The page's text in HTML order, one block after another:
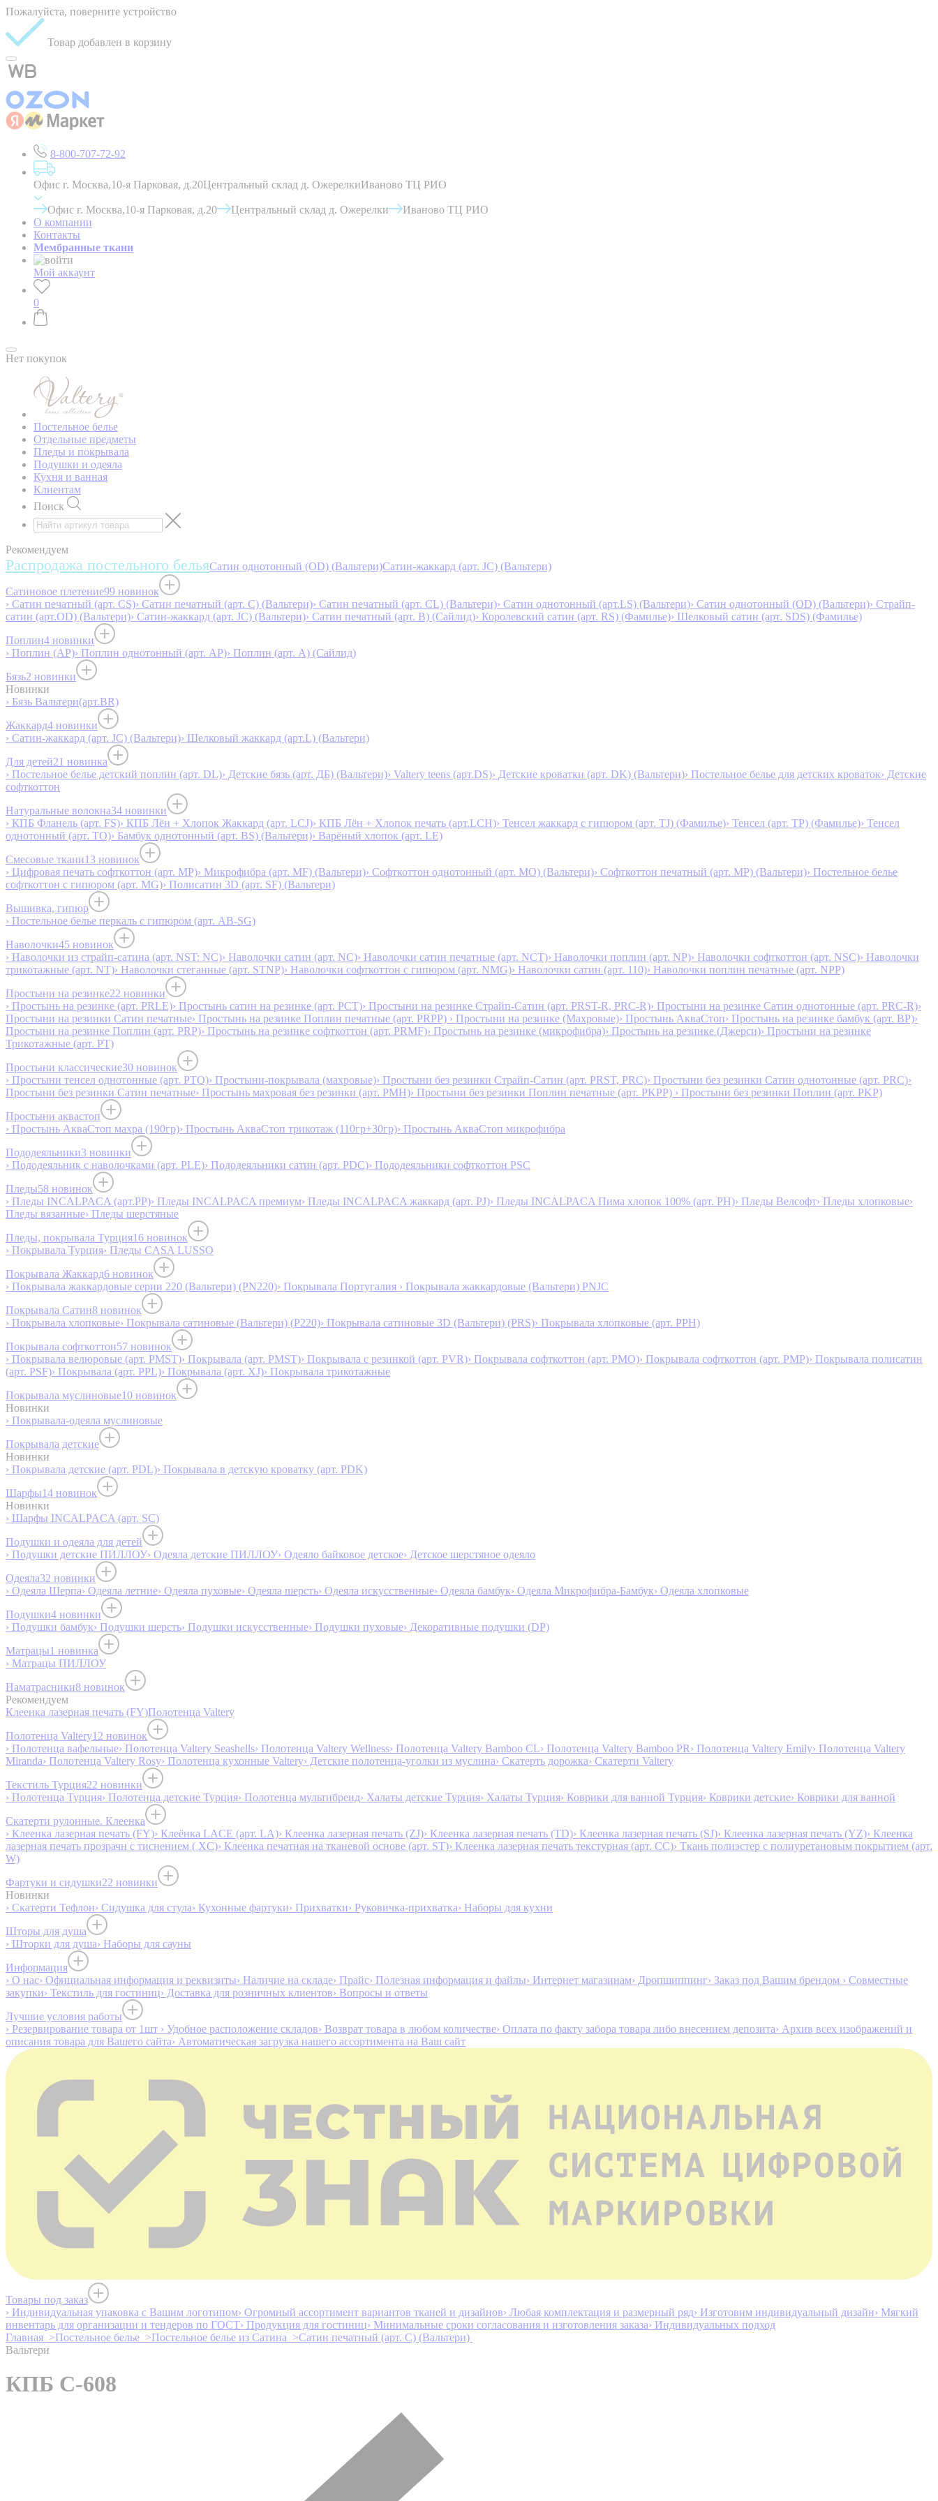
Пожалуйста, поверните устройство
Товар добавлен в корзину
8-800-707-72-92
Офис г. Москва,10-я Парковая, д.20Центральный склад д. ОжерелкиИваново ТЦ РИО
Офис г. Москва,10-я Парковая, д.20 Центральный склад д. Ожерелки
Иваново ТЦ РИО
О компании
Контакты
Мембранные ткани
Мой аккаунт
0
Нет покупок
Постельное белье
Отдельные предметы
Пледы и покрывала
Подушки и одеяла
Кухня и ванная
Клиентам
Поиск
Рекомендуем
Распродажа постельного бельяСатин однотонный (OD) (Вальтери)Сатин-жаккард (арт. JC) (Вальтери)
Сатиновое плетение99 новинок
› Сатин печатный (арт. СS)› Сатин печатный (арт. С) (Вальтери)› Сатин печатный (арт. СL) (Вальтери)› Сатин однотонный (арт.LS) (Вальтери)› Сатин однотонный (OD) (Вальтери)› Страйп-
сатин (арт.OD) (Вальтери)› Сатин-жаккард (арт. JC) (Вальтери)› Сатин печатный (арт. В) (Сайлид)› Королевский сатин (арт. RS) (Фамилье)› Шелковый сатин (арт. SDS) (Фамилье)
Поплин4 новинки
› Поплин (AP)› Поплин однотонный (арт. AP)› Поплин (арт. А) (Сайлид)
Бязь2 новинки
Новинки
› Бязь Вальтери(арт.BR)
Жаккард4 новинки
› Сатин-жаккард (арт. JC) (Вальтери)› Шелковый жаккард (арт.L) (Вальтери)
Для детей21 новинка
› Постельное белье детский поплин (арт. DL)› Детские бязь (арт. ДБ) (Вальтери)› Valtery teens (арт.DS)› Детские кроватки (арт. DK) (Вальтери)› Постельное белье для детских кроваток› Детские
софткоттон
Натуральные волокна34 новинки
› КПБ Фланель (арт. FS)› КПБ Лён + Хлопок Жаккард (арт. LCJ)› КПБ Лён + Хлопок печать (арт.LCH)› Тенсел жаккард с гипюром (арт. TJ) (Фамилье)› Тенсел (арт. ТР) (Фамилье)› Тенсел
однотонный (арт. TO)› Бамбук однотонный (арт. BS) (Вальтери)› Варёный хлопок (арт. LE)
Смесовые ткани13 новинок
› Цифровая печать софткоттон (арт. MP)› Микрофибра (арт. MF) (Вальтери)› Софткоттон однотонный (арт. MO) (Вальтери)› Софткоттон печатный (арт. MР) (Вальтери)› Постельное белье
софткоттон с гипюром (арт. MG)› Полисатин 3D (арт. SF) (Вальтери)
Вышивка, гипюр
› Постельное белье перкаль с гипюром (арт. AB-SG)
Наволочки45 новинок
› Наволочки из страйп-сатина (арт. NST: NC)› Наволочки сатин (арт. NC)› Наволочки сатин печатные (арт. NCT)› Наволочки поплин (арт. NP)› Наволочки софткоттон (арт. NSC)› Наволочки
трикотажные (арт. NT)› Наволочки стеганные (арт. STNP)› Наволочки софткоттон с гипюром (арт. NMG)› Наволочки сатин (арт. 110)› Наволочки поплин печатные (арт. NPP)
Простыни на резинке22 новинки
› Простынь на резинке (арт. PRLE)› Простынь сатин на резинке (арт. PCT)› Простыни на резинке Страйп-Сатин (арт. PRST-R, PRC-R)› Простыни на резинке Сатин однотонные (арт. PRC-R)›
Простыни на резинки Сатин печатные› Простынь на резинке Поплин печатные (арт. PRPP) › Простыни на резинке (Махровые)› Простынь АкваСтоп› Простынь на резинке бамбук (арт. BP)›
Простыни на резинке Поплин (арт. PRP)› Простынь на резинке софткоттон (арт. PRMF)› Простынь на резинке (микрофибра)› Простынь на резинке (Джерси)› Простыни на резинке
Трикотажные (арт. РТ)
Простыни классические30 новинок
› Простыни тенсел однотонные (арт. PTO)› Простыни-покрывала (махровые)› Простыни без резинки Страйп-Сатин (арт. PRST, PRC)› Простыни без резинки Сатин однотонные (арт. PRC)›
Простыни без резинки Сатин печатные› Простынь махровая без резинки (арт. PMH)› Простыни без резинки Поплин печатные (арт. PKPP) › Простыни без резинки Поплин (арт. PKP)
Простыни аквастоп
› Простынь АкваСтоп махра (190гр)› Простынь АкваСтоп трикотаж (110гр+30гр)› Простынь АкваСтоп микрофибра
Пододеяльники3 новинки
› Пододеяльник с наволочками (арт. PLE)› Пододеяльники сатин (арт. PDC)› Пододеяльники софткоттон PSC
Пледы58 новинок
› Пледы INCALPACA (арт.PP)› Пледы INCALPACA премиум› Пледы INCALPACA жаккард (арт. PJ)› Пледы INCALPACA Пима хлопок 100% (арт. PH)› Пледы Велсофт› Пледы хлопковые›
Пледы вязанные› Пледы шерстяные
Пледы, покрывала Турция16 новинок
› Покрывала Турция› Пледы CASA LUSSO
Покрывала Жаккард6 новинок
› Покрывала жаккардовые серии 220 (Вальтери) (PN220)› Покрывала Португалия › Покрывала жаккардовые (Вальтери) PNJC
Покрывала Сатин8 новинок
› Покрывала хлопковые› Покрывала сатиновые (Вальтери) (P220)› Покрывала сатиновые 3D (Вальтери) (PRS)› Покрывала хлопковые (арт. PPH)
Покрывала софткоттон57 новинок
› Покрывала велюровые (арт. PMST)› Покрывала (арт. PMST)› Покрывала с резинкой (арт. PVR)› Покрывала софткоттон (арт. PMO)› Покрывала софткоттон (арт. PMP)› Покрывала полисатин
(арт. PSF)› Покрывала (арт. PPL)› Покрывала (арт. XJ)› Покрывала трикотажные
Покрывала муслиновые10 новинок
Новинки
› Покрывала-одеяла муслиновые
Покрывала детские
Новинки
› Покрывала детские (арт. PDL)› Покрывала в детскую кроватку (арт. PDK)
Шарфы14 новинок
Новинки
› Шарфы INCALPACA (арт. SC)
Подушки и одеяла для детей
› Подушки детские ПИЛЛОУ› Одеяла детские ПИЛЛОУ› Одеяло байковое детское› Детское шерстяное одеяло
Одеяла32 новинки
› Одеяла Шерпа› Одеяла летние› Одеяла пуховые› Одеяла шерсть› Одеяла искусственные› Одеяла бамбук› Одеяла Микрофибра-Бамбук› Одеяла хлопковые
Подушки4 новинки
› Подушки бамбук› Подушки шерсть› Подушки искусственные› Подушки пуховые› Декоративные подушки (DP)
Матрацы1 новинка
› Матрацы ПИЛЛОУ
Наматрасники8 новинок
Рекомендуем
Клеенка лазерная печать (FY)Полотенца Valtery
Полотенца Valtery12 новинок
› Полотенца вафельные› Полотенца Valtery Seashells› Полотенца Valtery Wellness› Полотенца Valtery Bamboo CL› Полотенца Valtery Bamboo PR› Полотенца Valtery Emily› Полотенца Valtery
Miranda› Полотенца Valtery Rosy› Полотенца кухонные Valtery› Детские полотенца-уголки из муслина› Скатерть дорожка› Скатерти Valtery
Текстиль Турция22 новинки
› Полотенца Турция› Полотенца детские Турция› Полотенца мультибренд› Халаты детские Турция› Халаты Турция› Коврики для ванной Турция› Коврики детские› Коврики для ванной
Скатерти рулонные. Клеенка
› Клеенка лазерная печать (FY)› Клеёнка LACE (арт. LA)› Клеенка лазерная печать (ZJ)› Клеенка лазерная печать (TD)› Клеенка лазерная печать (SJ)› Клеенка лазерная печать (YZ)› Клеенка
лазерная печать прозрачн с тиснением ( XC)› Клеенка печатная на тканевой основе (арт. ST)› Клеенка лазерная печать текстурная (арт. CC)› Ткань полиэстер с полиуретановым покрытием (арт.
W)
Фартуки и сидушки22 новинки
Новинки
› Скатерти Тефлон› Сидушка для стула› Кухонные фартуки› Прихватки› Руковичка-прихватка› Наборы для кухни
Шторы для душа
› Шторки для душа› Наборы для сауны
Информация
› О нас› Официальная информация и реквизиты› Наличие на складе› Прайс› Полезная информация и файлы› Интернет магазинам› Дропшиппинг› Заказ под Вашим брендом › Совместные
закупки› Текстиль для гостиниц› Доставка для розничных клиентов› Вопросы и ответы
Лучшие условия работы
› Резервирование товара от 1шт › Удобное расположение складов› Возврат товара в любом количестве› Оплата по факту забора товара либо внесением депозита› Архив всех изображений и
описания товара для Вашего сайта› Автоматическая загрузка нашего ассортимента на Ваш сайт
Товары под заказ
› Индивидуальная упаковка с Вашим логотипом› Огромный ассортимент вариантов тканей и дизайнов› Любая комплектация и размерный ряд› Изготовим индивидуальный дизайн› Мягкий
инвентарь для организации и тендеров по ГОСТ› Продукция для гостиниц› Минимальные сроки согласования и изготовления заказа› Индивидуальных подход
Главная >Постельное белье >Постельное белье из Сатина >Сатин печатный (арт. С) (Вальтери)
Вальтери
КПБ С-608